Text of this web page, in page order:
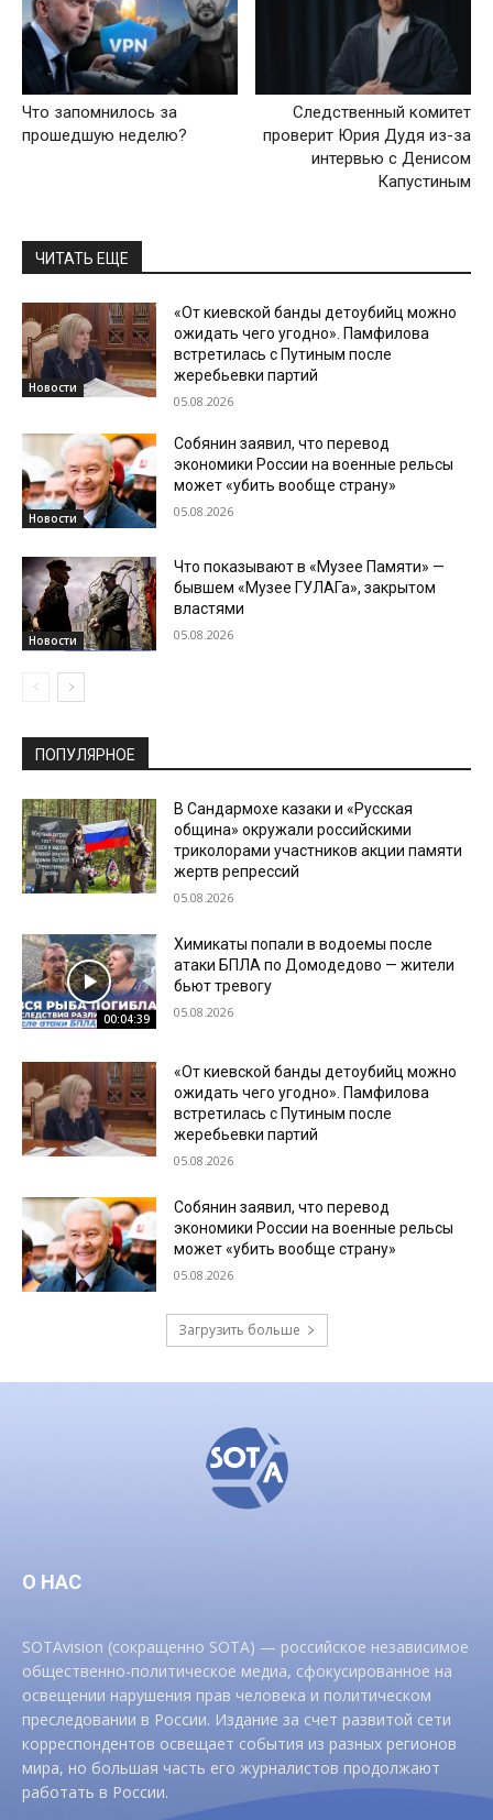
Что запомнилось за
прошедшую неделю?
Следственный комитет
проверит Юрия Дудя из-за
интервью с Денисом
Капустиным
ЧИТАТЬ ЕЩЕ
Новости
«От киевской банды детоубийц можно
ожидать чего угодно». Памфилова
встретилась с Путиным после
жеребьевки партий
05.08.2026
Новости
Собянин заявил, что перевод
экономики России на военные рельсы
может «убить вообще страну»
05.08.2026
Новости
Что показывают в «Музее Памяти» —
бывшем «Музее ГУЛАГа», закрытом
властями
05.08.2026
ПОПУЛЯРНОЕ
В Сандармохе казаки и «Русская
община» окружали российскими
триколорами участников акции памяти
жертв репрессий
05.08.2026
00:04:39
Химикаты попали в водоемы после
атаки БПЛА по Домодедово — жители
бьют тревогу
05.08.2026
«От киевской банды детоубийц можно
ожидать чего угодно». Памфилова
встретилась с Путиным после
жеребьевки партий
05.08.2026
Собянин заявил, что перевод
экономики России на военные рельсы
может «убить вообще страну»
05.08.2026
Загрузить больше
О НАС
SOTAvision (сокращенно SOTA) — российское независимое
общественно-политическое медиа, сфокусированное на
освещении нарушения прав человека и политическом
преследовании в России. Издание за счет развитой сети
корреспондентов освещает события из разных регионов
мира, но большая часть его журналистов продолжают
работать в России.